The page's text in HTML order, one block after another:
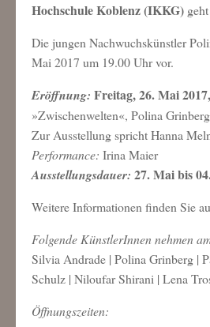
Hochschule Koblenz (IKKG)
Die jungen Nachwuchskünstler
Mai 2017 um 19.00 Uhr vor.
Eröffnung: Freitag, 26. Mai
»Zwischenwelten«, Polina
Zur Ausstellung spricht Hanna
Performance: Irina Maier
Ausstellungsdauer: 27. Mai bis
Weitere Informationen finden Sie
Folgende KünstlerInnen nehmen
Silvia Andrade | Polina Grinberg |
Schulz | Niloufar Shirani | Lena
Öffnungszeiten: